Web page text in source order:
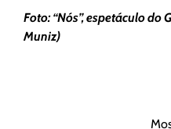
Foto: “Nós”, espetáculo do
Muniz)